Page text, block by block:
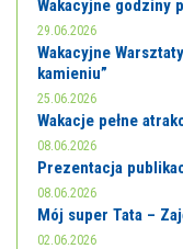
Wakacyjne godziny
29.06.2026
Wakacyjne
kamieniu”
25.06.2026
Wakacje pełne
08.06.2026
Prezentacja
08.06.2026
Mój super Tata –
02.06.2026